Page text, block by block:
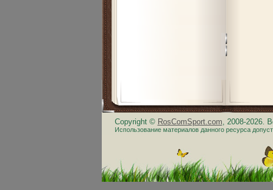
Copyright © RosComSport.com, 2008-2026.
Использование материалов данного ресурса